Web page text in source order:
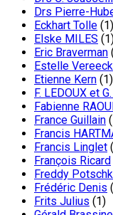
Drs Pierre-
Eckhart Tolle (1)
Elske MILES
Eric Braverman
Estelle Vereeck
Etienne Kern (1)
F. LEDOUX et
Fabienne
France Guillain
Francis
Francis Linglet
François Ricard
Freddy
Frédéric Denis
Frits Julius (1)